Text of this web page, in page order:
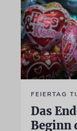
FEIERTAG
Das
Beginn